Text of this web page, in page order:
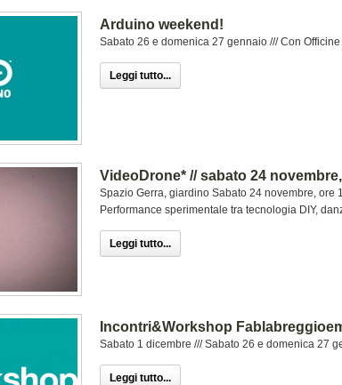
Arduino weekend!
Sabato 26 e domenica 27 gennaio /// Con
Leggi tutto...
VideoDrone* // sabato 24
Spazio Gerra, giardino Sabato 24 novembre, ore
Performance sperimentale tra tecnologia DIY,
Leggi tutto...
Incontri&Workshop
Sabato 1 dicembre /// Sabato 26 e domenica 27
Leggi tutto...